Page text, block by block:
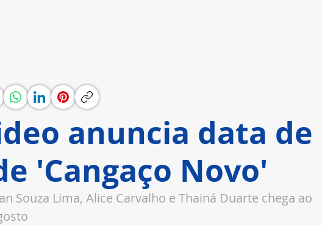
anuncia data de
'Cangaço Novo'
Souza Lima, Alice Carvalho e Thainá Duarte chega ao